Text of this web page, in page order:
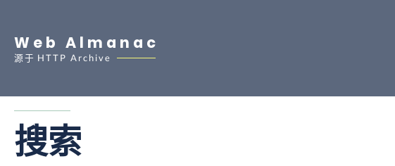
Web Almanac
源于 HTTP Archive
搜索